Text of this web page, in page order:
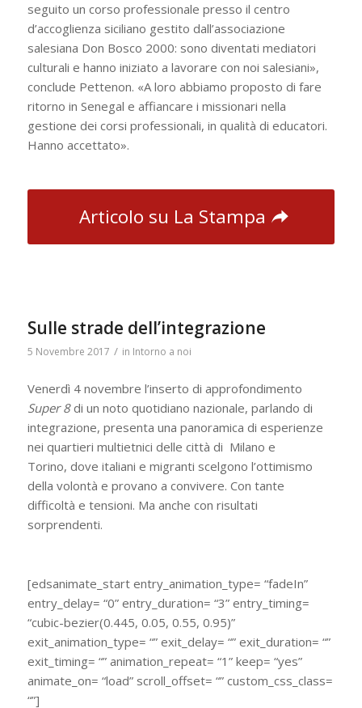
seguito un corso professionale presso il centro
d’accoglienza siciliano gestito dall’associazione
salesiana Don Bosco 2000: sono diventati mediatori
culturali e hanno iniziato a lavorare con noi salesiani»,
conclude Pettenon. «A loro abbiamo proposto di fare
ritorno in Senegal e affiancare i missionari nella
gestione dei corsi professionali, in qualità di educatori.
Hanno accettato».
Articolo su La Stampa
Sulle strade dell’integrazione
5 Novembre 2017 / in Intorno a noi
Venerdì 4 novembre l’inserto di approfondimento
Super 8di un noto quotidiano nazionale, parlando di
integrazione, presenta una panoramica di esperienze
nei quartieri multietnici delle città di Milano e
Torino, dove italiani e migranti scelgono l’ottimismo
della volontà e provano a convivere. Con tante
difficoltà e tensioni. Ma anche con risultati
sorprendenti.
[edsanimate_start entry_animation_type= “fadeIn”
entry_delay= “0” entry_duration= “3” entry_timing=
“cubic-bezier(0.445, 0.05, 0.55, 0.95)”
exit_animation_type= “” exit_delay= “” exit_duration= “”
exit_timing= “” animation_repeat= “1” keep= “yes”
animate_on= “load” scroll_offset= “” custom_css_class=
“”]